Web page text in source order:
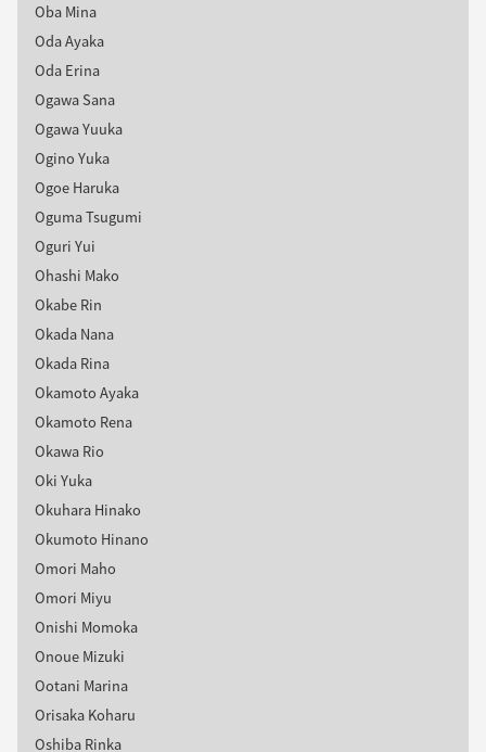
Oba Mina
Oda Ayaka
Oda Erina
Ogawa Sana
Ogawa Yuuka
Ogino Yuka
Ogoe Haruka
Oguma Tsugumi
Oguri Yui
Ohashi Mako
Okabe Rin
Okada Nana
Okada Rina
Okamoto Ayaka
Okamoto Rena
Okawa Rio
Oki Yuka
Okuhara Hinako
Okumoto Hinano
Omori Maho
Omori Miyu
Onishi Momoka
Onoue Mizuki
Ootani Marina
Orisaka Koharu
Oshiba Rinka